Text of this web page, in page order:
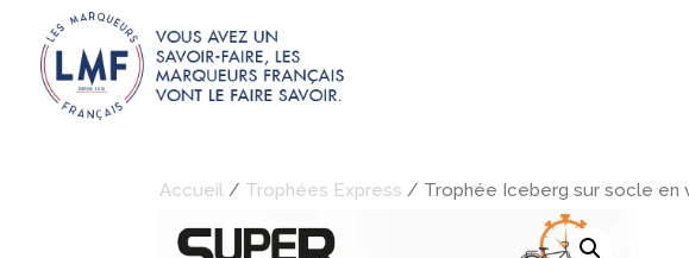
Accueil / Trophées Express / Trophée Iceberg sur socle en